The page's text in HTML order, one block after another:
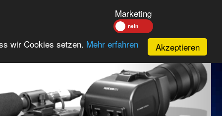
Marketing
wir Cookies setzen. Mehr erfahren Akzeptieren
Next